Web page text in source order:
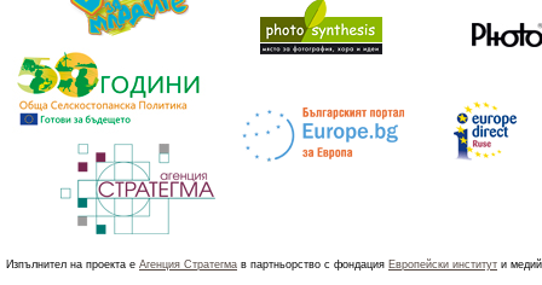
Изпълнител на проекта е Агенция Стратегма в партньорство с фондация Европейски институт и